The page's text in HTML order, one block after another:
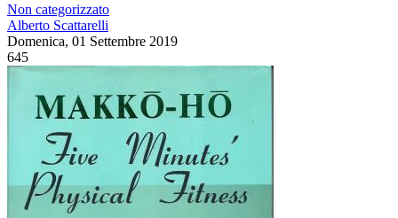
Non categorizzato
Alberto Scattarelli
Domenica, 01 Settembre 2019
645